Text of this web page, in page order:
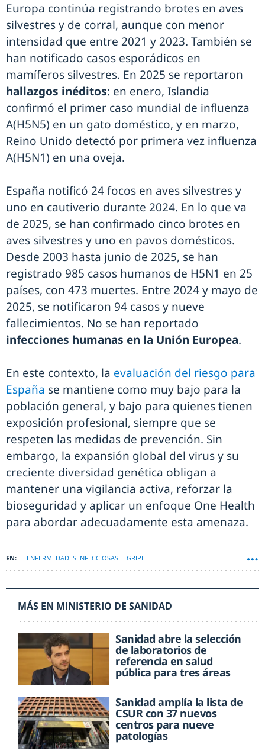
Europa continúa registrando brotes en aves
silvestres y de corral, aunque con menor
intensidad que entre 2021 y 2023. También se
han notificado casos esporádicos en
mamíferos silvestres. En 2025 se reportaron
hallazgos inéditos: en enero, Islandia
confirmó el primer caso mundial de influenza
A(H5N5) en un gato doméstico, y en marzo,
Reino Unido detectó por primera vez influenza
A(H5N1) en una oveja.
España notificó 24 focos en aves silvestres y
uno en cautiverio durante 2024. En lo que va
de 2025, se han confirmado cinco brotes en
aves silvestres y uno en pavos domésticos.
Desde 2003 hasta junio de 2025, se han
registrado 985 casos humanos de H5N1 en 25
países, con 473 muertes. Entre 2024 y mayo de
2025, se notificaron 94 casos y nueve
fallecimientos. No se han reportado
infecciones humanas en la Unión Europea.
En este contexto, la evaluación del riesgo para
España se mantiene como muy bajo para la
población general, y bajo para quienes tienen
exposición profesional, siempre que se
respeten las medidas de prevención. Sin
embargo, la expansión global del virus y su
creciente diversidad genética obligan a
mantener una vigilancia activa, reforzar la
bioseguridad y aplicar un enfoque One Health
para abordar adecuadamente esta amenaza.
ENFERMEDADES INFECCIOSAS GRIPE
MÁS EN MINISTERIO DE SANIDAD
Sanidad abre la selección
de laboratorios de
referencia en salud
pública para tres áreas
Sanidad amplía la lista de
CSUR con 37 nuevos
centros para nueve
patologías